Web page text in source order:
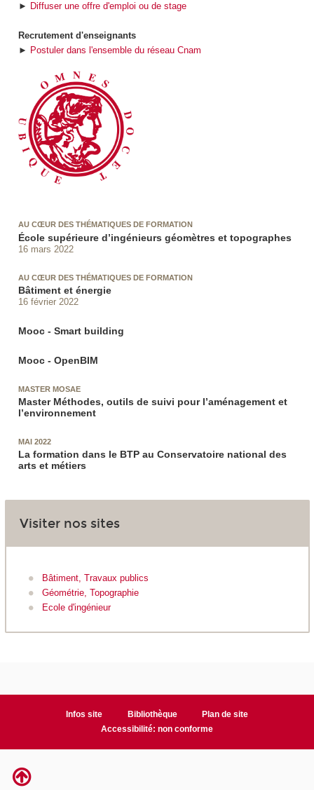
► Diffuser une offre d'emploi ou de stage
Recrutement d'enseignants
► Postuler dans l'ensemble du réseau Cnam
AU CŒUR DES THÉMATIQUES DE FORMATION
École supérieure d’ingénieurs géomètres et topographes
16 mars 2022
AU CŒUR DES THÉMATIQUES DE FORMATION
Bâtiment et énergie
16 février 2022
Mooc - Smart building
Mooc - OpenBIM
MASTER MOSAE
Master Méthodes, outils de suivi pour l’aménagement et
l’environnement
MAI 2022
La formation dans le BTP au Conservatoire national des
arts et métiers
Visiter nos sites
Bâtiment, Travaux publics
Géométrie, Topographie
Ecole d'ingénieur
Infos site Bibliothèque
Plan de site
Accessibilité: non conforme